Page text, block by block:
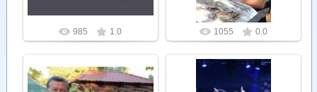
985 1.0 1055 0.0